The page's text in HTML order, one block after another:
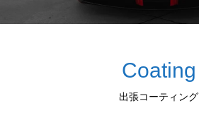
Coating
出張コーティング